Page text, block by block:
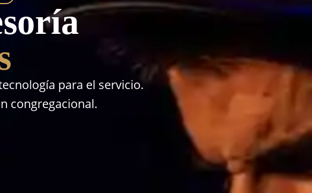
para el servicio.
congregacional.